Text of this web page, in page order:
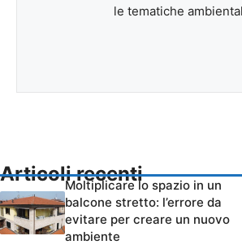
le tematiche
Articoli recenti
Moltiplicare lo spazio in un
balcone stretto: l’errore da
evitare per creare un nuovo
ambiente